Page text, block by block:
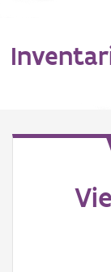
Erfgoedobject